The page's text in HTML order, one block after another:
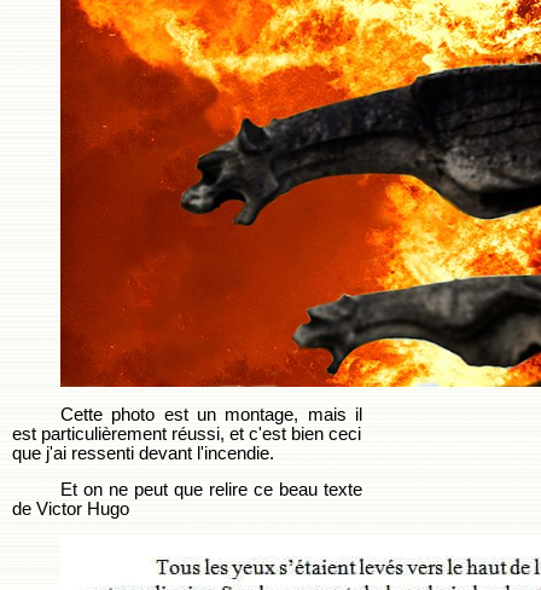
Cette photo est un montage, mais il
est particulièrement réussi, et c'est bien ceci
que j'ai ressenti devant l'incendie.
Et on ne peut que relire ce beau texte
de Victor Hugo